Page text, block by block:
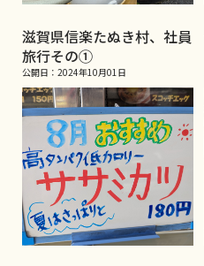
滋賀県信楽たぬき村、社員
旅行その①
公開日：2024年10月01日